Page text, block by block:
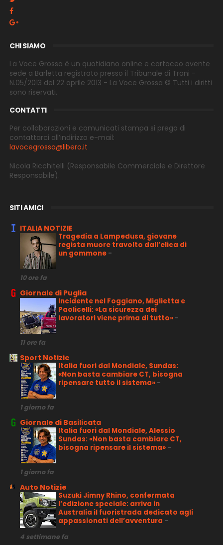
CHI SIAMO
La Voce Grossa è un quotidiano online e cartaceo avente
sede a Barletta registrato presso il Tribunale di Trani -
N.05/2013 del 22 aprile 2013 - La Voce Grossa © Tutti i diritti
sono riservati.
CONTATTI
Per collaborazioni e comunicati stampa si prega di
contattarci all’indirizzo e-mail:
lavocegrossa@libero.it
Nicola Ricchitelli (Responsabile Commerciale e Direttore
Responsabile).
SITI AMICI
ITALIA NOTIZIE
Tragedia a Lampedusa, giovane
regista muore travolto dall’elica di
un gommone -
10 ore fa
Giornale di Puglia
Incidente nel Foggiano, Miglietta e
Paolicelli: «La sicurezza dei
lavoratori viene prima di tutto» -
11 ore fa
Sport Notizie
Italia fuori dal Mondiale, Sundas:
«Non basta cambiare CT, bisogna
ripensare tutto il sistema» -
1 giorno fa
Giornale di Basilicata
Italia fuori dal Mondiale, Alessio
Sundas: «Non basta cambiare CT,
bisogna ripensare il sistema» -
1 giorno fa
Auto Notizie
Suzuki Jimny Rhino, confermata
l’edizione speciale: arriva in
Australia il fuoristrada dedicato agli
appassionati dell’avventura -
4 settimane fa